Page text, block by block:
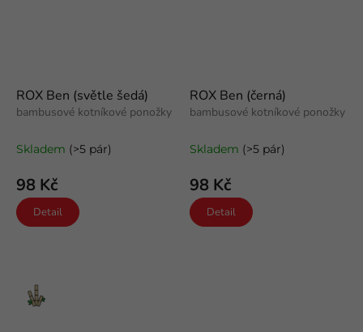
ROX Ben (světle šedá)
bambusové kotníkové ponožky
Skladem (>5 pár)
98 Kč
Detail
ROX Ben (černá)
bambusové kotníkové ponožky
Skladem (>5 pár)
98 Kč
Detail
Bambus